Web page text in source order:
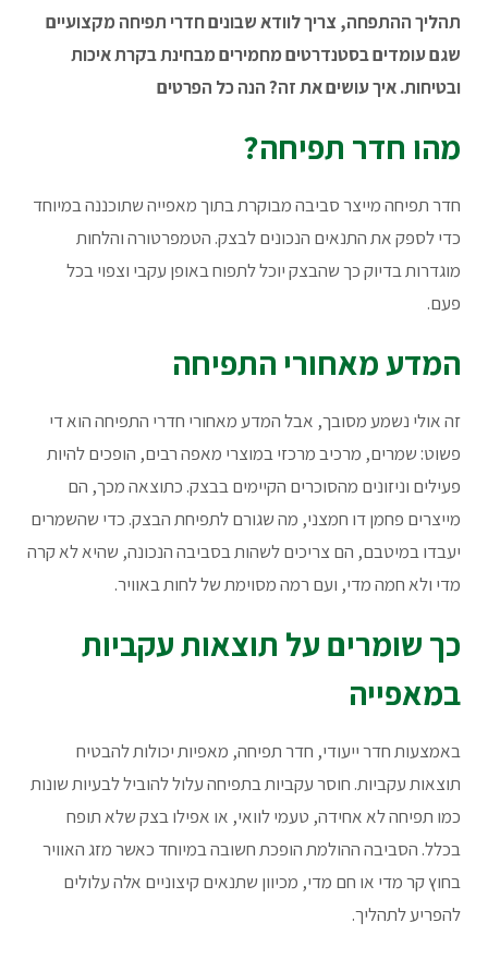
תהליך ההתפחה, צריך לוודא שבונים חדרי תפיחה מקצועיים
שגם עומדים בסטנדרטים מחמירים מבחינת בקרת איכות
ובטיחות. איך עושים את זה? הנה כל הפרטים
מהו חדר תפיחה?
חדר תפיחה מייצר סביבה מבוקרת בתוך מאפייה שתוכננה במיוחד
כדי לספק את התנאים הנכונים לבצק. הטמפרטורה והלחות
מוגדרות בדיוק כך שהבצק יוכל לתפוח באופן עקבי וצפוי בכל
פעם.
המדע מאחורי התפיחה
זה אולי נשמע מסובך, אבל המדע מאחורי חדרי התפיחה הוא די
פשוט: שמרים, מרכיב מרכזי במוצרי מאפה רבים, הופכים להיות
פעילים וניזונים מהסוכרים הקיימים בבצק. כתוצאה מכך, הם
מייצרים פחמן דו חמצני, מה שגורם לתפיחת הבצק. כדי שהשמרים
יעבדו במיטבם, הם צריכים לשהות בסביבה הנכונה, שהיא לא קרה
מדי ולא חמה מדי, ועם רמה מסוימת של לחות באוויר.
כך שומרים על תוצאות עקביות
במאפייה
באמצעות חדר ייעודי, חדר תפיחה, מאפיות יכולות להבטיח
תוצאות עקביות. חוסר עקביות בתפיחה עלול להוביל לבעיות שונות
כמו תפיחה לא אחידה, טעמי לוואי, או אפילו בצק שלא תופח
בכלל. הסביבה ההולמת הופכת חשובה במיוחד כאשר מזג האוויר
בחוץ קר מדי או חם מדי, מכיוון שתנאים קיצוניים אלה עלולים
להפריע לתהליך.